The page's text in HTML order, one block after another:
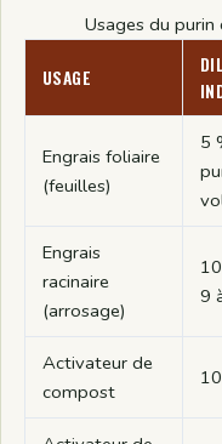
Usages du
USAGE
Engrais foliaire
(feuilles)
5
Engrais
racinaire
(arrosage)
9
Activateur de
compost